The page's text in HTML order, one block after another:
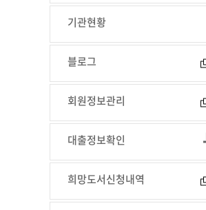
기관현황
블로그
회원정보관리
대출정보확인
희망도서신청내역